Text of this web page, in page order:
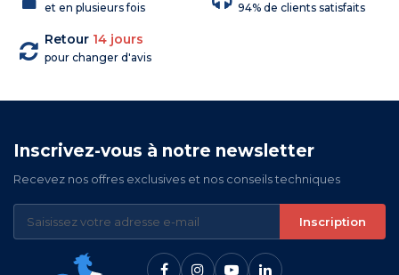
et en plusieurs fois 94% de clients satisfaits
Retour 14 jours
pour changer d'avis
Inscrivez-vous à notre newsletter
Recevez nos offres exclusives et nos conseils techniques
Inscription